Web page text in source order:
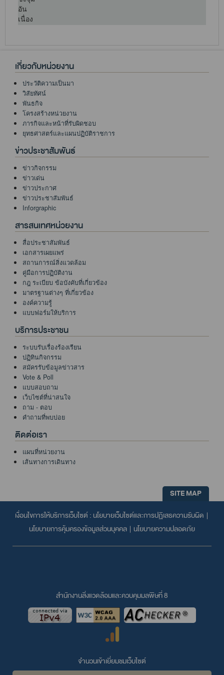
เกี่ยวกับหน่วยงาน
ประวัติความเป็นมา
วิสัยทัศน์
พันธกิจ
โครงสร้างหน่วยงาน
ภารกิจและหน้าที่รับผิดชอบ
ยุทธศาสตร์และแผนปฏิบัติราชการ
ข่าวประชาสัมพันธ์
ข่าวกิจกรรม
ข่าวเด่น
ข่าวประกาศ
ข่าวประชาสัมพันธ์
Inforgraphic
สารสนเทศหน่วยงาน
สื่อประชาสัมพันธ์
เอกสารเผยแพร่
สถานการณ์สิ่งแวดล้อม
คู่มือการปฏิบัติงาน
กฎ ระเบียบ ข้อบังคับที่เกี่ยวข้อง
มาตรฐานต่างๆ ที่เกี่ยวข้อง
องค์ความรู้
แบบฟอร์มให้บริการ
บริการประชาชน
ระบบรับเรื่องร้องเรียน
ปฏิทินกิจกรรม
สมัครรับข้อมูลข่าวสาร
Vote & Poll
แบบสอบถาม
เว็บไซต์ที่น่าสนใจ
ถาม - ตอบ
คำถามที่พบบ่อย
ติดต่อเรา
แผนที่หน่วยงาน
เส้นทางการเดินทาง
SITE MAP
เงื่อนไขการให้บริการเว็บไซต์ : นโยบายเว็บไซต์และการปฏิเสธความรับผิด |
นโยบายการคุ้มครองข้อมูลส่วนบุคคล | นโยบายความปลอดภัย
สำนักงานสิ่งแวดล้อมและควบคุมมลพิษที่ 8
จำนวนเข้าเยี่ยมชมเว็บไซต์